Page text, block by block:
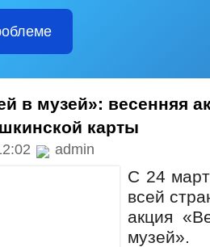
Правительства
Администрации
в музей»: весенняя
карты
admin
С 24
всей
акция